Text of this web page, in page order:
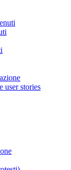
user stories